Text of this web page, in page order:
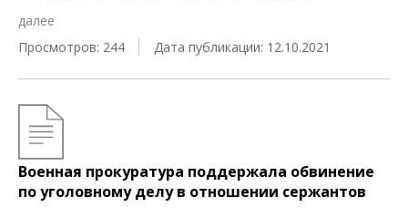
далее
Просмотров: 244
Дата публикации: 12.10.2021
Военная прокуратура поддержала обвинение
по уголовному делу в отношении сержантов